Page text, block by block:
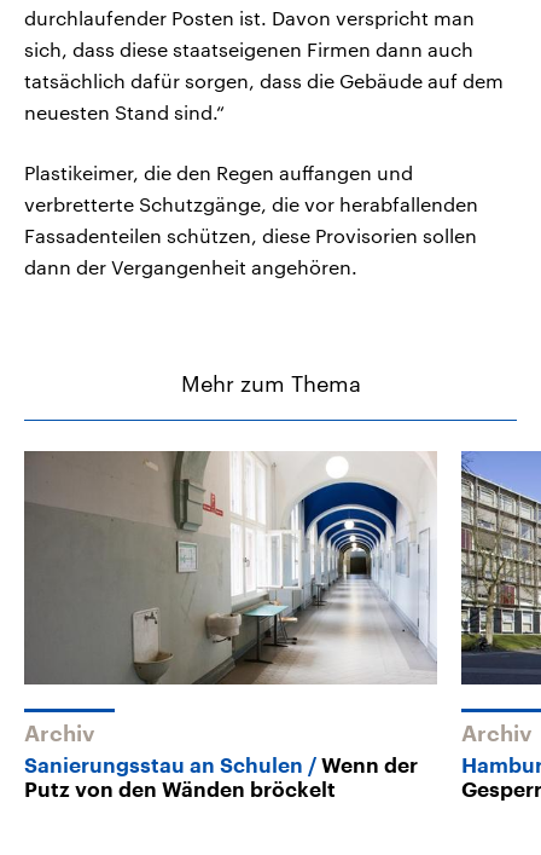
durchlaufender Posten ist. Davon verspricht man
sich, dass diese staatseigenen Firmen dann auch
tatsächlich dafür sorgen, dass die Gebäude auf dem
neuesten Stand sind.“
Plastikeimer, die den Regen auffangen und
verbretterte Schutzgänge, die vor herabfallenden
Fassadenteilen schützen, diese Provisorien sollen
dann der Vergangenheit angehören.
Mehr zum Thema
Archiv
Sanierungsstau an Schulen
Wenn der
Putz von den Wänden bröckelt
Archiv